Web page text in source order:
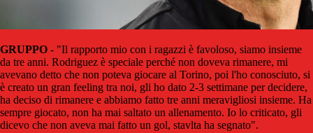
GRUPPO - "Il rapporto mio con i ragazzi è favoloso, siamo insieme
da tre anni. Rodriguez è speciale perché non doveva rimanere, mi
avevano detto che non poteva giocare al Torino, poi l'ho conosciuto, si
è creato un gran feeling tra noi, gli ho dato 2-3 settimane per decidere,
ha deciso di rimanere e abbiamo fatto tre anni meravigliosi insieme. Ha
sempre giocato, non ha mai saltato un allenamento. Io lo criticato, gli
dicevo che non aveva mai fatto un gol, stavlta ha segnato".